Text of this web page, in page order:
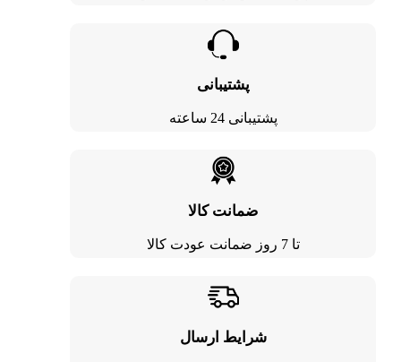
پشتیبانی
پشتیبانی 24 ساعته
ضمانت کالا
تا 7 روز ضمانت عودت کالا
شرایط ارسال